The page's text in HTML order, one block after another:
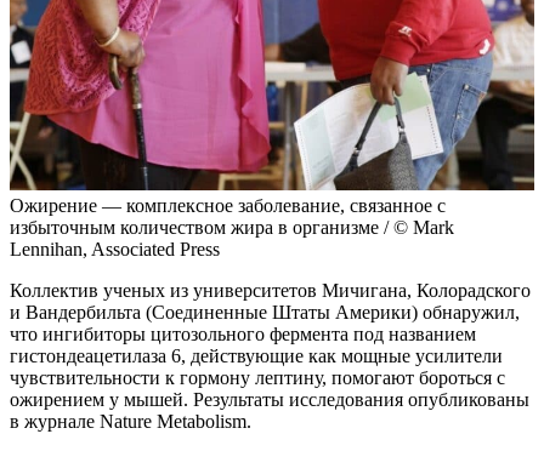
Ожирение — комплексное заболевание, связанное с
избыточным количеством жира в организме / © Mark
Lennihan, Associated Press
Коллектив ученых из университетов Мичигана, Колорадского
и Вандербильта (Соединенные Штаты Америки) обнаружил,
что ингибиторы цитозольного фермента под названием
гистондеацетилаза 6, действующие как мощные усилители
чувствительности к гормону лептину, помогают бороться с
ожирением у мышей. Результаты исследования опубликованы
в журнале Nature Metabolism.